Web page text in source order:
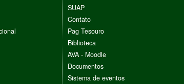
SUAP
Contato
Pag Tesouro
Biblioteca
AVA - Moodle
Documentos
Sistema de eventos